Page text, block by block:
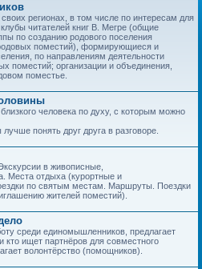
регионах, в том числе по интересам для
читателей книг В. Мегре (общие
по созданию родового поселения
поместий), формирующиеся и
по направлениям деятельности
поместий; организации и объединения,
поместье.
человека по духу, с которым можно
понять друг друга в разговоре.
в живописные,
Места отдыха (курортные и
по святым местам. Маршруты. Поездки
жителей поместий).
среди единомышленников, предлагает
ищет партнёров для совместного
волонтёрство (помощников).